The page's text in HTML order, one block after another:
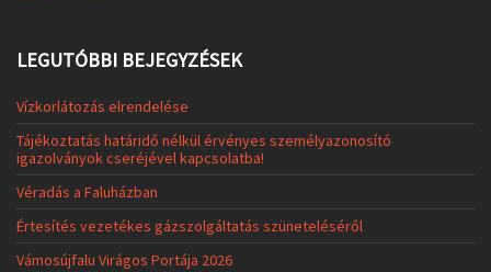
LEGUTÓBBI BEJEGYZÉSEK
Vízkorlátozás elrendelése
Tájékoztatás határidő nélkül érvényes személyazonosító
igazolványok cseréjével kapcsolatba!
Véradás a Faluházban
Értesítés vezetékes gázszolgáltatás szüneteléséről
Vámosújfalu Virágos Portája 2026